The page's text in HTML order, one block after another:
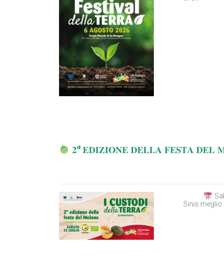
𝟐ª 𝐄𝐃𝐈𝐙𝐈𝐎𝐍𝐄 𝐃𝐄𝐋𝐋𝐀 𝐅𝐄𝐒𝐓𝐀 𝐃𝐄𝐋
Sinis meglio